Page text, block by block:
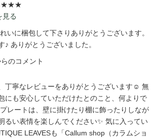
見る
いに梱包して下さりありがとうございます。
♪ ありがとうございました。
のコメント
丁寧なレビューをありがとうございます☺️ 無
にも安心していただけたとのこと、何よりで
レートは、壁に掛けたり棚に飾ったりしなが
るい表情を楽しんでください✨ 気に入ってい
LEAVESも「Callum shop（カラムショ